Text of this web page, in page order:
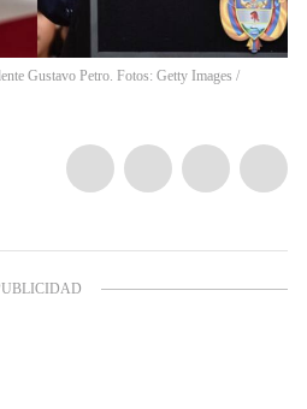
Gustavo Petro. Fotos: Getty Images /